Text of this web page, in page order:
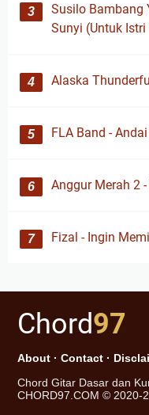
Susilo Bambang
Sunyi (Untuk
Alaska
FLA Band -
Anggur Merah 2
Fizal - Ingin
Chord97
About · Contact ·
Chord Gitar Dasar dan
CHORD97.COM © 2020-